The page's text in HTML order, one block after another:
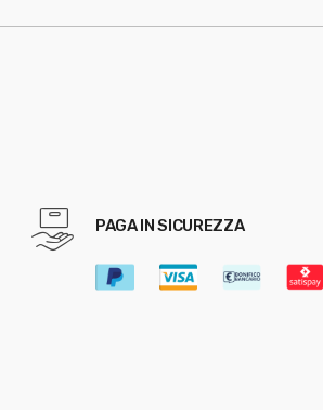
PAGA IN SICUREZZA